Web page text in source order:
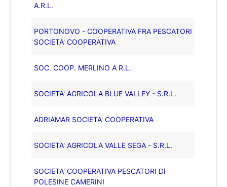
A.R.L.
PORTONOVO - COOPERATIVA FRA PESCATORI
SOCIETA' COOPERATIVA
SOC. COOP. MERLINO A R.L.
SOCIETA' AGRICOLA BLUE VALLEY - S.R.L.
ADRIAMAR SOCIETA' COOPERATIVA
SOCIETA' AGRICOLA VALLE SEGA - S.R.L.
SOCIETA' COOPERATIVA PESCATORI DI
POLESINE CAMERINI